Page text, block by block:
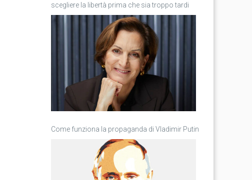
scegliere la libertà prima che sia troppo tardi
Come funziona la propaganda di Vladimir Putin